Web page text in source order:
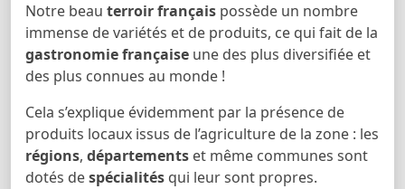
Notre beau terroir français possède un nombre
immense de variétés et de produits, ce qui fait de la
gastronomie française une des plus diversifiée et
des plus connues au monde !
Cela s’explique évidemment par la présence de
produits locaux issus de l’agriculture de la zone : les
régions, départements et même communes sont
dotés despécialités qui leur sont propres.